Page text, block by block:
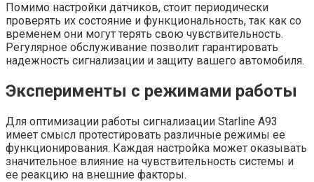
Помимо настройки датчиков, стоит периодически
проверять их состояние и функциональность, так как со
временем они могут терять свою чувствительность.
Регулярное обслуживание позволит гарантировать
надежность сигнализации и защиту вашего автомобиля.
Эксперименты с режимами работы
Для оптимизации работы сигнализации Starline A93
имеет смысл протестировать различные режимы ее
функционирования. Каждая настройка может оказывать
значительное влияние на чувствительность системы и
ее реакцию на внешние факторы.